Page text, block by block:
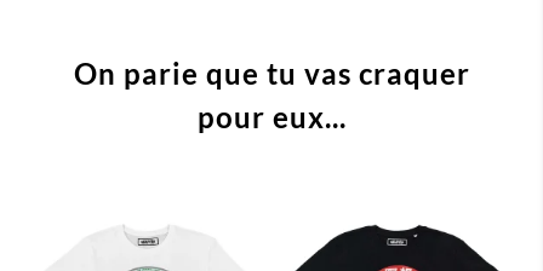
On parie que tu vas craquer
pour eux...